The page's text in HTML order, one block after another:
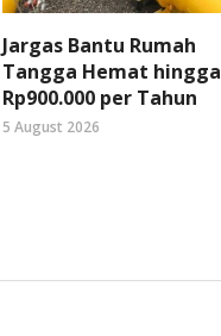
Jargas Bantu Rumah
Tangga Hemat hingga
Rp900.000 per Tahun
5 August 2026